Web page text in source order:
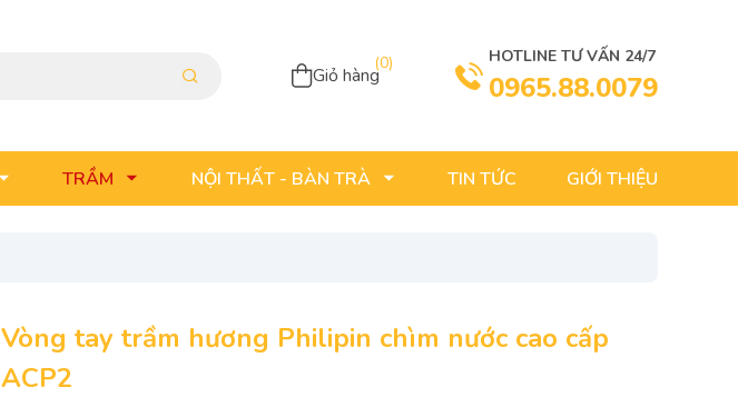
Giỏ hàng
(0) HOTLINE TƯ VẤN 24/7
0965.88.0079
TRẦM NỘI THẤT - BÀN TRÀ TIN TỨC GIỚI THIỆU
Vòng tay trầm hương Philipin chìm nước cao cấp
ACP2